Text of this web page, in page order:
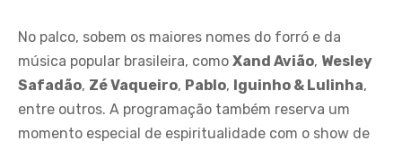
No palco, sobem os maiores nomes do forró e da
música popular brasileira, como Xand Avião, Wesley
Safadão, Zé Vaqueiro, Pablo, Iguinho & Lulinha,
entre outros. A programação também reserva um
momento especial de espiritualidade com o show de